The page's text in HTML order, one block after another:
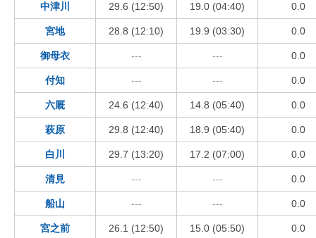
中津川 29.6 (12:50) 19.0 (04:40) 0.0
宮地 28.8 (12:10) 19.9 (03:30) 0.0
御母衣 --- --- 0.0
付知 --- --- 0.0
六厩 24.6 (12:40) 14.8 (05:40) 0.0
萩原 29.8 (12:40) 18.9 (05:40) 0.0
白川 29.7 (13:20) 17.2 (07:00) 0.0
清見 --- --- 0.0
船山 --- --- 0.0
宮之前 26.1 (12:50) 15.0 (05:50) 0.0